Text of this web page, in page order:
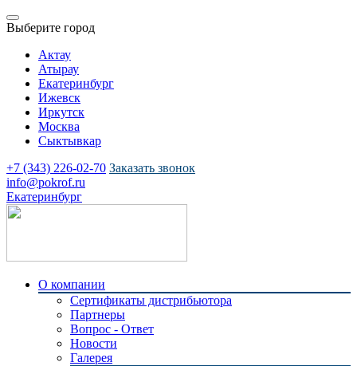
Выберите город
Актау
Атырау
Екатеринбург
Ижевск
Иркутск
Москва
Сыктывкар
+7 (343) 226-02-70 Заказать звонок
info@pokrof.ru
Екатеринбург
О компании
Сертификаты дистрибьютора
Партнеры
Вопрос - Ответ
Новости
Галерея